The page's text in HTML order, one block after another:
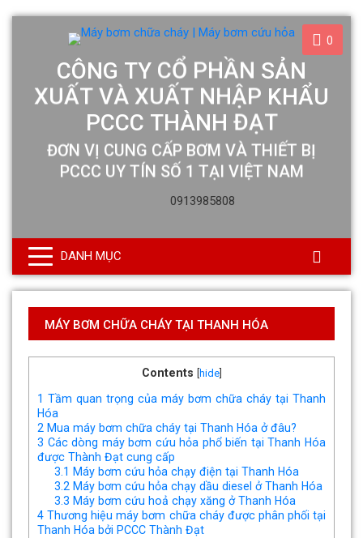
0
0913985808
DANH MỤC
MÁY BƠM CHỮA CHÁY TẠI THANH HÓA
Contents hide]
1 Tầm quan trọng của máy bơm chữa cháy tại Thanh
Hóa
2 Mua máy bơm chữa cháy tại Thanh Hóa ở đâu?
3 Các dòng máy bơm cứu hỏa phổ biến tại Thanh Hóa
được Thành Đạt cung cấp
3.1 Máy bơm cứu hỏa chạy điện tại Thanh Hóa
3.2 Máy bơm cứu hỏa chạy dầu diesel ở Thanh Hóa
3.3 Máy bơm cứu hoả chạy xăng ở Thanh Hóa
4 Thương hiệu máy bơm chữa cháy được phân phối tại
Thanh Hóa bởi PCCC Thành Đạt